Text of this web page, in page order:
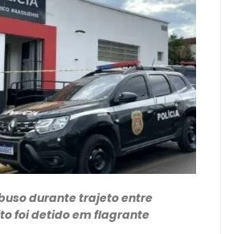
durante trajeto entre
foi detido em flagrante